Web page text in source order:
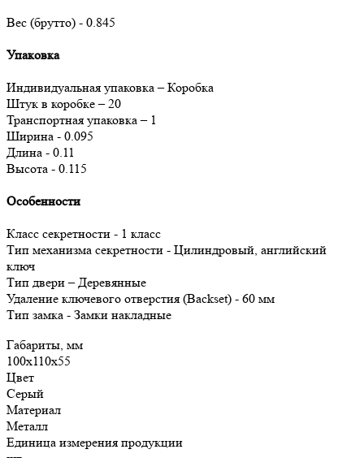
Вес (брутто) - 0.845
Упакoвка
Индивидуальная упаковка – Коробка
Штук в коробке – 20
Транспортная упаковка – 1
Ширина - 0.095
Длина - 0.11
Высота - 0.115
Особеннoсти
Класс секретности - 1 класс
Тип механизма секретности - Цилиндровый, английский
ключ
Тип двери – Деревянные
Удаление ключевого отверстия (Backset) - 60 мм
Тип замка - Замки накладные
Габариты, мм
100х110х55
Цвет
Серый
Материал
Металл
Единица измерения продукции